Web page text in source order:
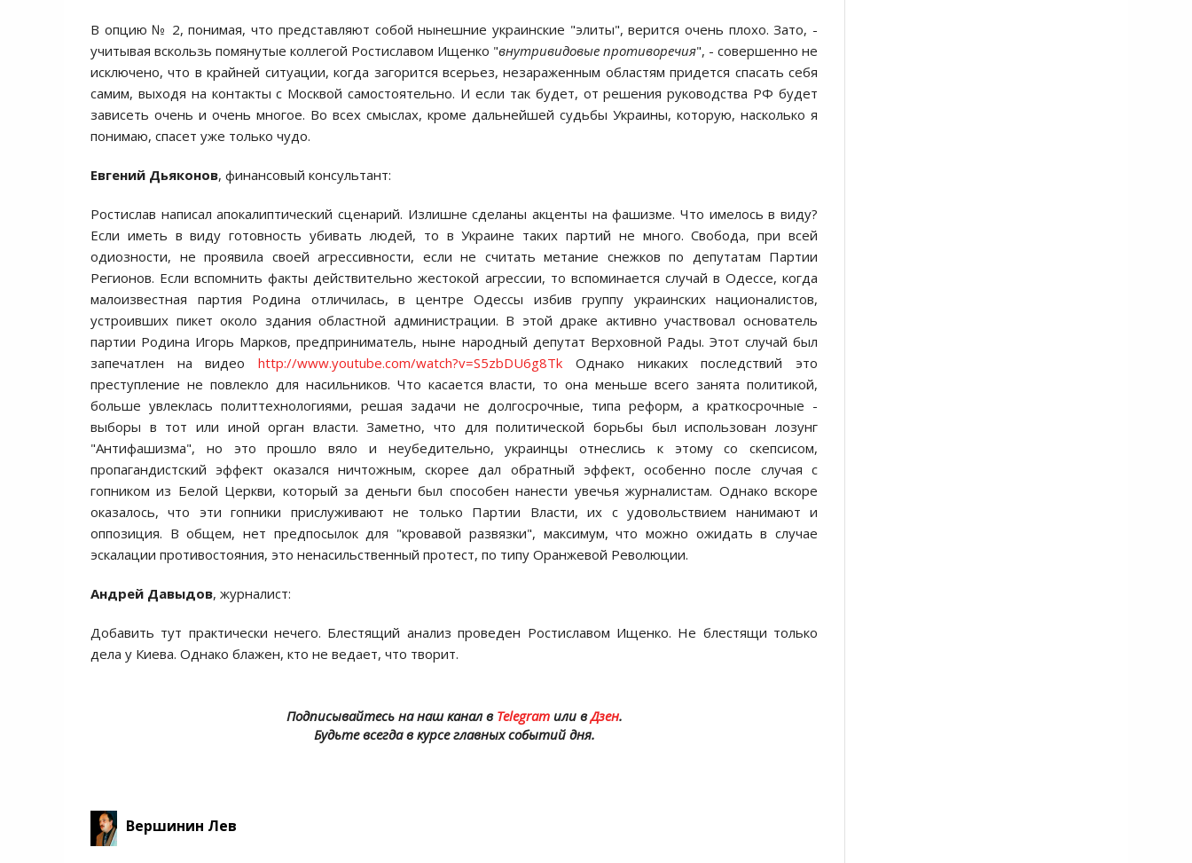
В опцию № 2, понимая, что представляют собой нынешние украинские "элиты", верится очень плохо. Зато, -
учитывая вскользь помянутые коллегой Ростиславом Ищенко "внутривидовые противоречия", - совершенно не
исключено, что в крайней ситуации, когда загорится всерьез, незараженным областям придется спасать себя
самим, выходя на контакты с Москвой самостоятельно. И если так будет, от решения руководства РФ будет
зависеть очень и очень многое. Во всех смыслах, кроме дальнейшей судьбы Украины, которую, насколько я
понимаю, спасет уже только чудо.
Евгений Дьяконов, финансовый консультант:
Ростислав написал апокалиптический сценарий. Излишне сделаны акценты на фашизме. Что имелось в виду?
Если иметь в виду готовность убивать людей, то в Украине таких партий не много. Свобода, при всей
одиозности, не проявила своей агрессивности, если не считать метание снежков по депутатам Партии
Регионов. Если вспомнить факты действительно жестокой агрессии, то вспоминается случай в Одессе, когда
малоизвестная партия Родина отличилась, в центре Одессы избив группу украинских националистов,
устроивших пикет около здания областной администрации. В этой драке активно участвовал основатель
партии Родина Игорь Марков, предприниматель, ныне народный депутат Верховной Рады. Этот случай был
запечатлен на видеоhttp://www.youtube.com/watch?v=S5zbDU6g8Tk Однако никаких последствий это
преступление не повлекло для насильников. Что касается власти, то она меньше всего занята политикой,
больше увлеклась политтехнологиями, решая задачи не долгосрочные, типа реформ, а краткосрочные -
выборы в тот или иной орган власти. Заметно, что для политической борьбы был использован лозунг
"Антифашизма", но это прошло вяло и неубедительно, украинцы отнеслись к этому со скепсисом,
пропагандистский эффект оказался ничтожным, скорее дал обратный эффект, особенно после случая с
гопником из Белой Церкви, который за деньги был способен нанести увечья журналистам. Однако вскоре
оказалось, что эти гопники прислуживают не только Партии Власти, их с удовольствием нанимают и
оппозиция. В общем, нет предпосылок для "кровавой развязки", максимум, что можно ожидать в случае
эскалации противостояния, это ненасильственный протест, по типу Оранжевой Революции.
Андрей Давыдов, журналист:
Добавить тут практически нечего. Блестящий анализ проведен Ростиславом Ищенко. Не блестящи только
дела у Киева. Однако блажен, кто не ведает, что творит.
Подписывайтесь на наш канал в Telegramили вДзен.
Будьте всегда в курсе главных событий дня.
Вершинин Лев